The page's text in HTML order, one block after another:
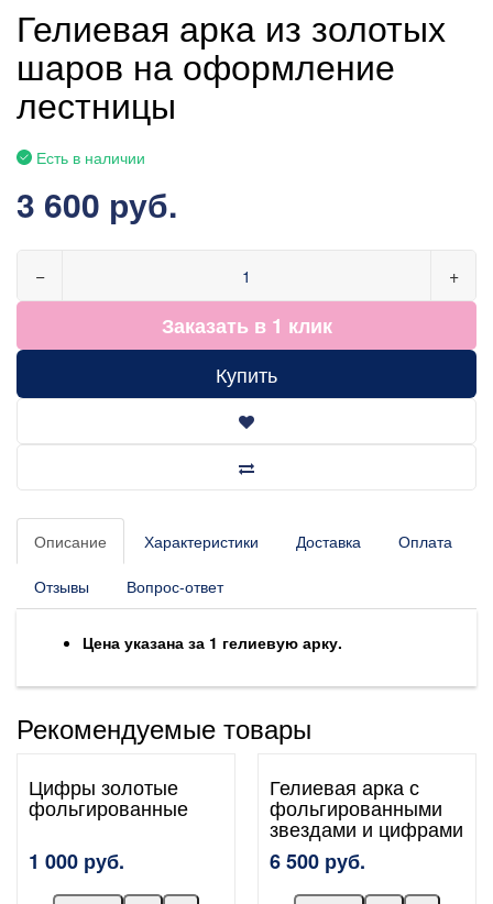
Гелиевая арка из золотых
шаров на оформление
лестницы
Есть в наличии
3 600 руб.
− +
Заказать в 1 клик
Купить
Описание Характеристики Доставка Оплата
Отзывы Вопрос-ответ
Цена указана за 1 гелиевую арку.
Рекомендуемые товары
Цифры золотые
фольгированные
1 000 руб.
Гелиевая арка с
фольгированными
звездами и цифрами
6 500 руб.